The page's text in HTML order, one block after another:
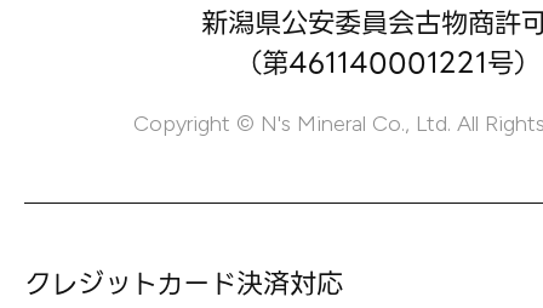
新潟県公安委員会古物商許
（第461140001221号）
Copyright © N's Mineral Co., Ltd. All
クレジットカード決済対応